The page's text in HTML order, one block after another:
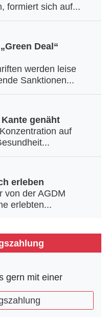
formiert sich auf...
Deal“
werden leise
Sanktionen...
genäht
auf
erleben
von der AGDM
erlebten...
gern mit einer